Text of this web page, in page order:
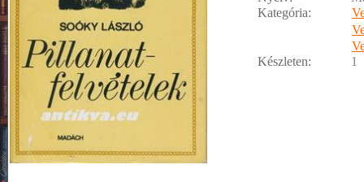
Kategória:
Készleten:
1